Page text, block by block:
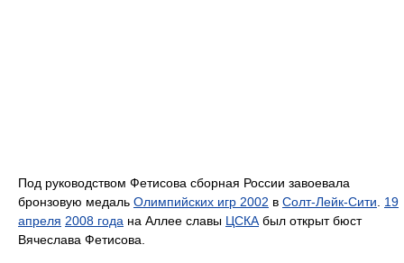
Под руководством Фетисова сборная России завоевала
бронзовую медаль Олимпийских игр 2002 в Солт-Лейк-Сити
19
апреля 2008 года на Аллее славы ЦСКА был открыт бюст
Вячеслава Фетисова.